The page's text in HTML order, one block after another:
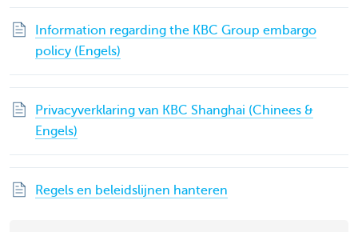
Information regarding the KBC Group embargo
policy (Engels)
Privacyverklaring van KBC Shanghai (Chinees &
Engels)
Regels en beleidslijnen hanteren